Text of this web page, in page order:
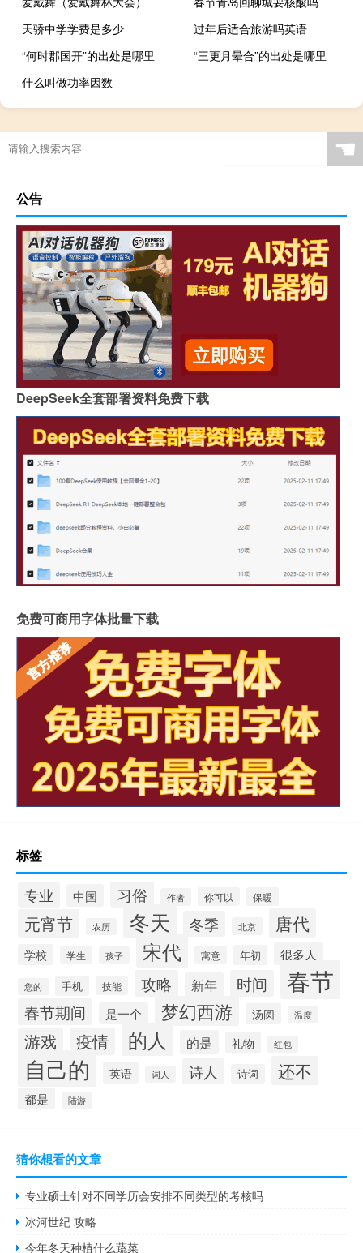
天骄中学学费是多少
过年后适合旅游吗英语
“何时郡国开”的出处是哪里
“三更月晕合”的出处是哪里
什么叫做功率因数
☚
公告
DeepSeek全套部署资料免费下载
免费可商用字体批量下载
标签
专业 中国 习俗 作者 你可以 保暖
元宵节 农历 冬天 冬季 北京 唐代
学校 学生 孩子 宋代 寓意 年初 很多人
您的 手机 技能 攻略 新年 时间 春节
春节期间 是一个 梦幻西游 汤圆 温度
游戏 疫情 的人 的是 礼物 红包
自己的 英语 词人 诗人 诗词 还不
都是 陆游
猜你想看的文章
专业硕士针对不同学历会安排不同类型的考核吗
冰河世纪 攻略
今年冬天种植什么蔬菜